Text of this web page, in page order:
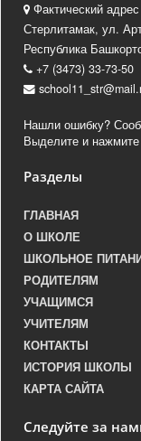
Фактический
Стерлитамак, ул.
Республика
+7 (3473) 33-73-50
Нашли ошибку?
Выделите и
Разделы
ГЛАВНАЯ
О ШКОЛЕ
ШКОЛЬНОЕ
РОДИТЕЛЯМ
УЧАЩИМСЯ
УЧИТЕЛЯМ
КОНТАКТЫ
ИСТОРИЯ ШКОЛЫ
КАРТА САЙТА
Следуйте за